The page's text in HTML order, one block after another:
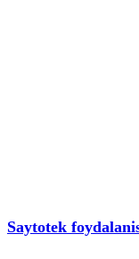
Saytotek